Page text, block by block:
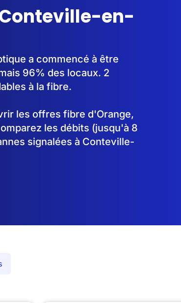
en-
a commencé à être
96% des locaux. 2
à la fibre.
les offres fibre d'Orange,
les débits (jusqu'à 8
signalées à Conteville-